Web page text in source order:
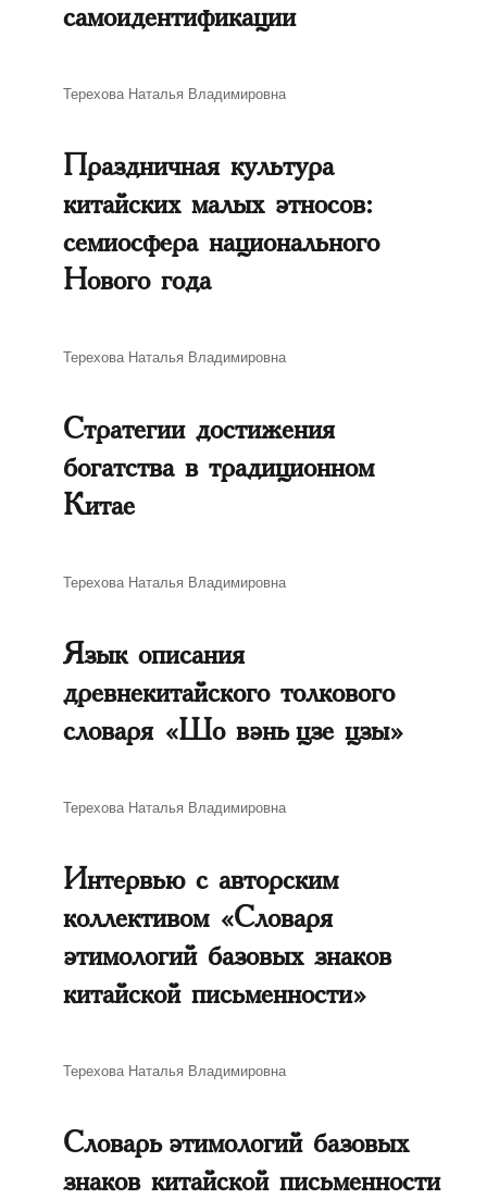
самоидентификации
Автор
Терехова Наталья Владимировна
Праздничная культура
китайских малых этносов:
семиосфера национального
Нового года
Автор
Терехова Наталья Владимировна
Стратегии достижения
богатства в традиционном
Китае
Автор
Терехова Наталья Владимировна
Язык описания
древнекитайского толкового
словаря «Шо вэнь цзе цзы»
Автор
Терехова Наталья Владимировна
Интервью с авторским
коллективом «Словаря
этимологий базовых знаков
китайской письменности»
Автор
Терехова Наталья Владимировна
Словарь этимологий базовых
знаков китайской письменности